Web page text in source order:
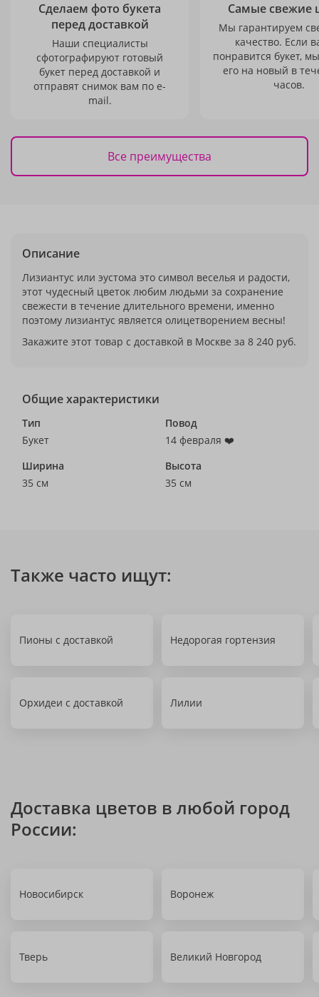
Сделаем фото букета
перед доставкой
Наши специалисты
сфотографируют готовый
букет перед доставкой и
отправят снимок вам по e-
mail.
Самые свежие
Мы гарантируем
качество. Если
понравится букет,
его на новый в
часов.
Все преимущества
Описание
Лизиантус или эустома это символ веселья и радости,
этот чудесный цветок любим людьми за сохранение
свежести в течение длительного времени, именно
поэтому лизиантус является олицетворением весны!
Закажите этот товар с доставкой в Москве за 8 240 руб.
Общие характеристики
Тип
Букет
Повод
14 февраля ❤️
Ширина
35 см
Высота
35 см
Также часто ищут:
Пионы с доставкой Недорогая гортензия
Орхидеи с доставкой Лилии
Доставка цветов в любой город
России:
Новосибирск Воронеж
Тверь Великий Новгород